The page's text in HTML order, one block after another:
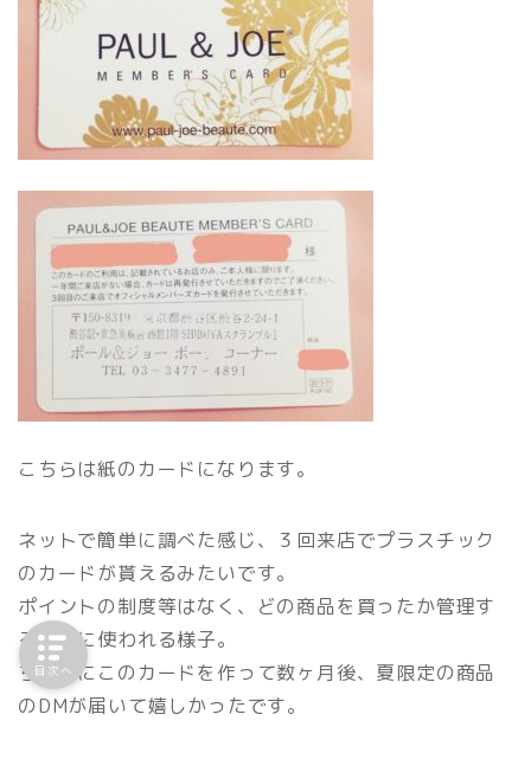
こちらは紙のカードになります。
ネットで簡単に調べた感じ、３回来店でプラスチック
のカードが貰えるみたいです。
ポイントの制度等はなく、どの商品を買ったか管理す
るために使われる様子。
ちなみにこのカードを作って数ヶ月後、夏限定の商品
のDMが届いて嬉しかったです。
目次へ